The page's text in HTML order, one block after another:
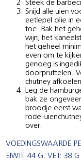
Steek de
Snijd alle uien
eetlepel olie in
toe. Bak het
wijn, het
het geheel
even om te
genoeg is
doorpruttelen.
chutney
Leg de
bak ze
broodje eerst
rode-
over.
VOEDINGSWAARDE
EIWIT: 44 G. VET: 38